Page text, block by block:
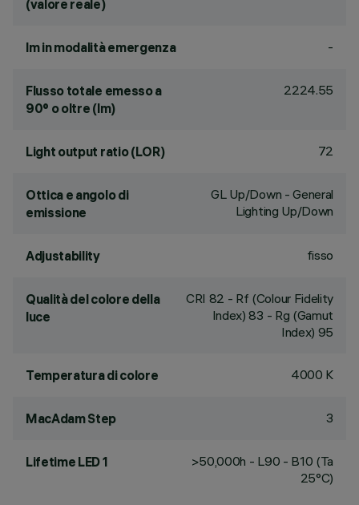
(valore reale)
lm in modalità emergenza -
Flusso totale emesso a
90° o oltre (lm)
2224.55
Light output ratio (LOR) 72
Ottica e angolo di
emissione
GL Up/Down - General
Lighting Up/Down
Adjustability fisso
Qualità del colore della
luce
CRI 82 - Rf (Colour Fidelity
Index) 83 - Rg (Gamut
Index) 95
Temperatura di colore 4000 K
MacAdam Step 3
Lifetime LED 1
>50,000h - L90 - B10 (Ta
25°C)